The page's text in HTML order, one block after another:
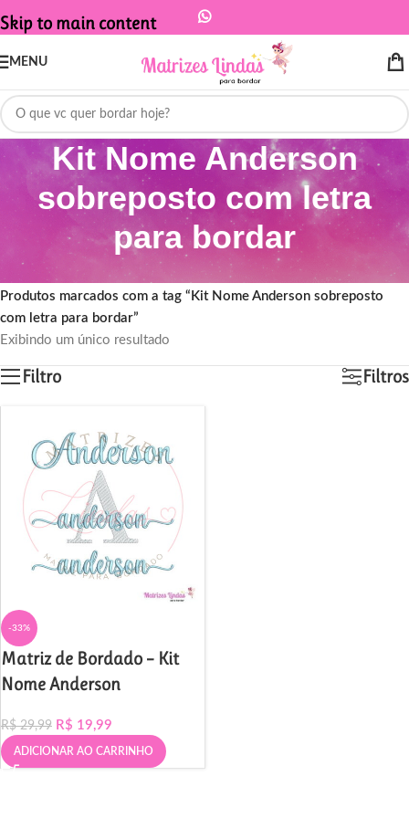
Skip to main content
MENU
Kit Nome Anderson
sobreposto com letra
para bordar
Início
/
Produtos marcados com a tag “Kit Nome Anderson sobreposto
com letra para bordar”
Exibindo um único resultado
Filtro Filtros
-33%
Matriz de Bordado – Kit
Nome Anderson
R$29,99 R$ 19,99
ADICIONAR AO CARRINHO